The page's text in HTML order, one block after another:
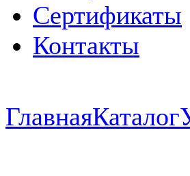
Сертификаты
Контакты
ГлавнаяКаталог